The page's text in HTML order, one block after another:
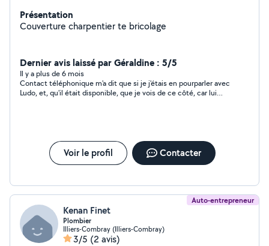
Présentation
Couverture charpentier te bricolage
Dernier avis laissé par Géraldine : 5/5
Il y a plus de 6 mois
Contact téléphonique m'a dit que si je j'étais en pourparler avec
Ludo, et, qu'il était disponible, que je vois de ce côté, car lui
Voir le profil Contacter
Auto-entrepreneur
Kenan Finet
Plombier
Illiers-Combray (Illiers-Combray)
3/5 (2 avis)